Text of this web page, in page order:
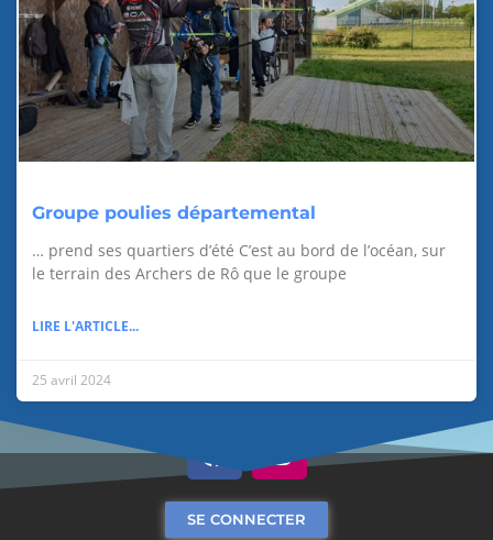
Groupe poulies départemental
… prend ses quartiers d’été C’est au bord de l’océan, sur
le terrain des Archers de Rô que le groupe
LIRE L'ARTICLE...
25 avril 2024
SE CONNECTER